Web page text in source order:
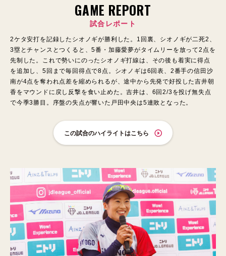
GAME REPORT
試合レポート
2ケタ安打を記録したシオノギが勝利した。1回裏、シオノギが二死2、
3塁とチャンスとつくると、5番・加藤愛夢がタイムリーを放って2点を
先制した。これで勢いにのったシオノギ打線は、その後も着実に得点
を追加し、5回まで毎回得点で8点。シオノギは6回表、2番手の信田沙
南が4点を奪われ点差を縮められるが、途中から先発で好投した吉井朝
香をマウンドに戻し反撃を食い止めた。吉井は、6回2/3を投げ無失点
で今季3勝目。序盤の失点が響いた戸田中央は5連敗となった。
この試合のハイライトはこちら